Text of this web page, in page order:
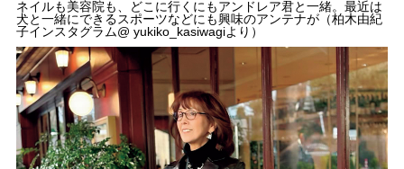
ネイルも美容院も、どこに行くにもアンドレア君と一緒。最近は
犬と一緒にできるスポーツなどにも興味のアンテナが（柏木由紀
子インスタグラム@ yukiko_kasiwagiより）